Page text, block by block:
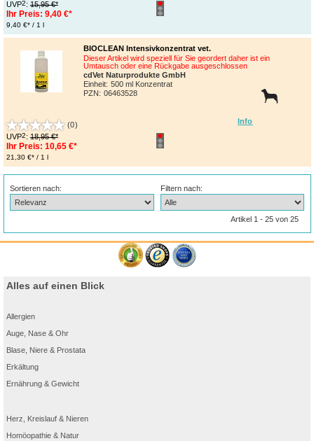
UVP2: 15,95 €*
Ihr Preis: 9,40 €*
9,40 €* / 1 l
Info
BIOCLEAN Intensivkonzentrat vet.
Dieser Artikel wird speziell für Sie geordert daher ist ein
Umtausch oder eine Rückgabe ausgeschlossen
cdVet Naturprodukte GmbH
Einheit: 500 ml Konzentrat
PZN : 06463528
(0)
UVP2: 18,95 €*
Ihr Preis: 10,65 €*
21,30 €* / 1 l
Sortieren nach: Filtern nach:
Artikel 1 - 25 von 25
Alles auf einen Blick
Allergien
Auge, Nase & Ohr
Blase, Niere & Prostata
Erkältung
Ernährung & Gewicht
Herz, Kreislauf & Nieren
Homöopathie & Natur